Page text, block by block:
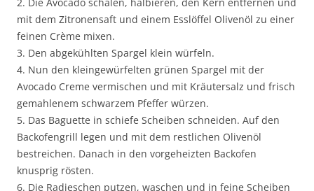
mit dem Zitronensaft und einem Esslöffel Olivenöl zu einer
feinen Crème mixen.
3. Den abgekühlten Spargel klein würfeln.
4. Nun den kleingewürfelten grünen Spargel mit der
Avocado Creme vermischen und mit Kräutersalz und frisch
gemahlenem schwarzem Pfeffer würzen.
5. Das Baguette in schiefe Scheiben schneiden. Auf den
Backofengrill legen und mit dem restlichen Olivenöl
bestreichen. Danach in den vorgeheizten Backofen
knusprig rösten.
6. Die Radieschen putzen, waschen und in feine Scheiben